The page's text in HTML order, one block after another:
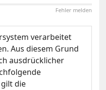
Fehler melden
verarbeitet
Aus diesem Grund
ausdrücklicher
gilt die